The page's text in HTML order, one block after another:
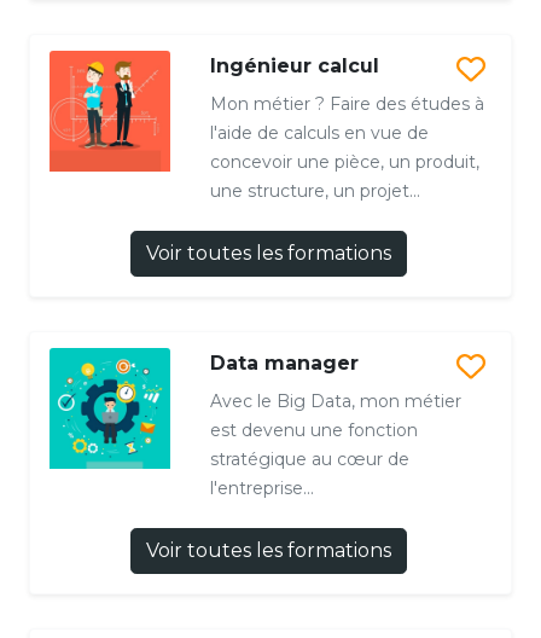
Ingénieur calcul
Mon métier ? Faire des études à
l'aide de calculs en vue de
concevoir une pièce, un produit,
une structure, un projet...
Voir toutes les formations
Data manager
Avec le Big Data, mon métier
est devenu une fonction
stratégique au cœur de
l'entreprise...
Voir toutes les formations